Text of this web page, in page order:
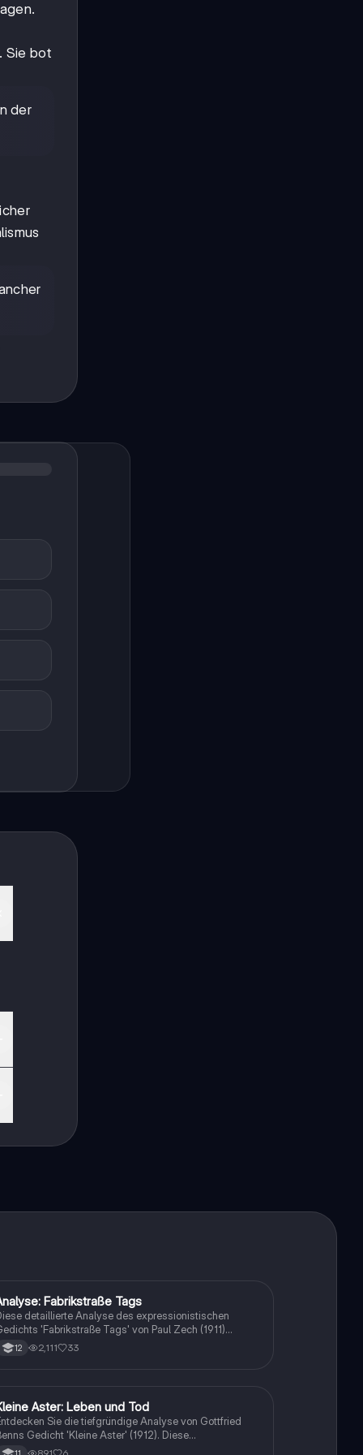
Sie bot
der
Deutsch Fabrikstraße Tags
detaillierte Analyse des expressionistischen
'Fabrikstraße Tags' von Paul Zech (1911)
untersucht die düstere Atmosphäre und die
Auswirkungen der Arbeitsbedingungen auf die Arbeiter.
der Literaturwissenschaft und
12 2,111 33
DeutschAster: Leben und Tod
Sie die tiefgründige Analyse von Gottfried
Gedicht 'Kleine Aster' (1912). Diese
Zusammenfassung behandelt zentrale Themen wie die